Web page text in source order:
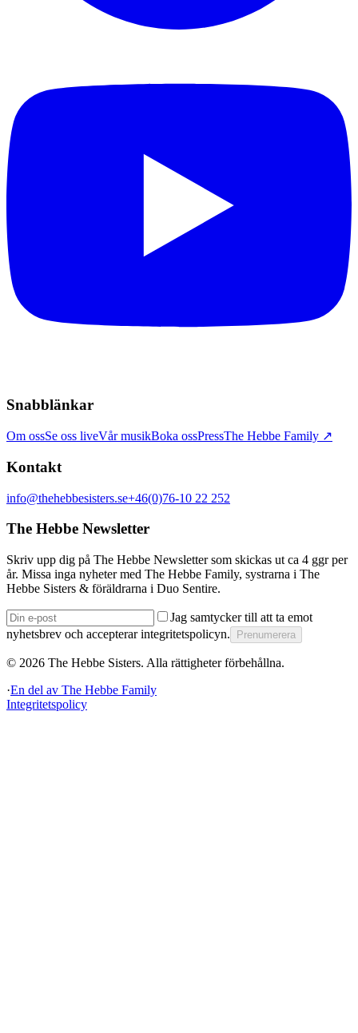
Snabblänkar
Om ossSe oss liveVår musikBoka ossPressThe Hebbe Family ↗
Kontakt
info@thehebbesisters.se+46(0)76-10 22 252
The Hebbe Newsletter
Skriv upp dig på The Hebbe Newsletter som skickas ut ca 4 ggr per
år. Missa inga nyheter med The Hebbe Family, systrarna i The
Hebbe Sisters & föräldrarna i Duo Sentire.
Jag samtycker till att ta emot
nyhetsbrev och accepterar integritetspolicyn.
Prenumerera
© 2026 The Hebbe Sisters. Alla rättigheter förbehållna.
·En del av The Hebbe Family
Integritetspolicy